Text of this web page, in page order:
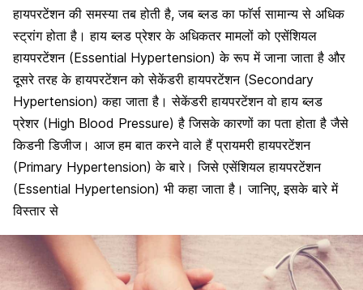
हायपरटेंशन की समस्या तब होती है, जब ब्लड का फाॅर्स सामान्य से अधिक
स्ट्रांग होता है। हाय ब्लड प्रेशर के अधिकतर मामलों को एसेंशियल
हायपरटेंशन (Essential Hypertension) के रूप में जाना जाता है और
दूसरे तरह के हायपरटेंशन को सेकेंडरी हायपरटेंशन (Secondary
Hypertension) कहा जाता है। सेकेंडरी हायपरटेंशन वो हाय ब्लड
प्रेशर (High Blood Pressure) है जिसके कारणों का पता होता है जैसे
किडनी डिजीज। आज हम बात करने वाले हैं प्रायमरी हायपरटेंशन
(Primary Hypertension) के बारे। जिसे एसेंशियल हायपरटेंशन
(Essential Hypertension) भी कहा जाता है। जानिए, इसके बारे में
विस्तार से